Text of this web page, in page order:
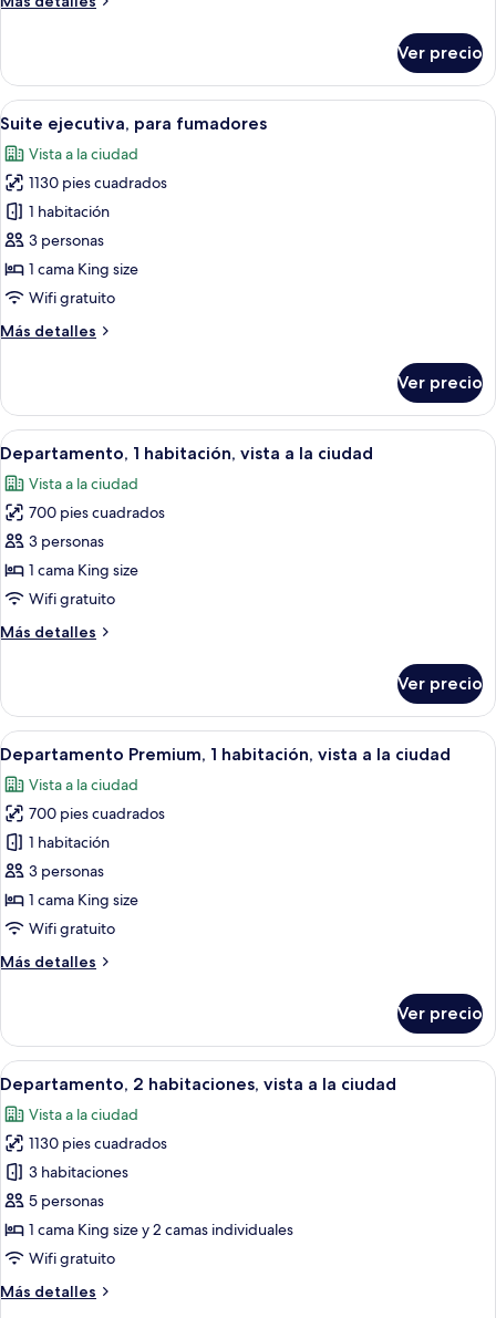
fumadores
ejecutiva,
para
no
fumadores
Ver precio
Abrir
todas
las
fotos
de
Suite
ejecutiva,
para
fumadores
Una habitación de hotel moderna
3
Suite ejecutiva, para fumadores
Vista a la ciudad
1130 pies cuadrados
1 habitación
3 personas
1 cama King size
Wifi gratuito
Más detalles
Más
ejecutiva,
para
fumadores
Ver precio
Abrir
todas
las
fotos
de
Departamento,
1
vista
ciudad
Habitación de hotel moderna con
3
Departamento, 1 habitación, vista a la ciudad
Vista a la ciudad
700 pies cuadrados
3 personas
1 cama King size
Wifi gratuito
Más detalles
Más
1
habitación,
vista
la
ciudad
Ver precio
Abrir
todas
las
fotos
de
Departamento
Premium,
1
habitación,
vista
ciudad
Habitación de hotel moderna con
3
Departamento Premium, 1 habitación, vista a la ciudad
Vista a la ciudad
700 pies cuadrados
1 habitación
3 personas
1 cama King size
Wifi gratuito
Más detalles
Más
Premium,
habitación,
vista
a
la
ciudad
Ver precio
Abrir
todas
las
fotos
de
Departamento,
2
habitaciones,
a
Habitación de hotel con una cama
3
Departamento, 2 habitaciones, vista a la ciudad
Vista a la ciudad
1130 pies cuadrados
3 habitaciones
5 personas
1 cama King size y 2 camas individuales
Wifi gratuito
Más detalles
Más